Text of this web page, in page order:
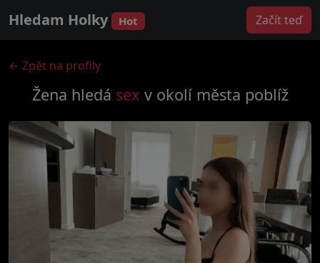
Hledam Holky Hot Začít teď
← Zpět na profily
Žena hledá sex v okolí města poblíž